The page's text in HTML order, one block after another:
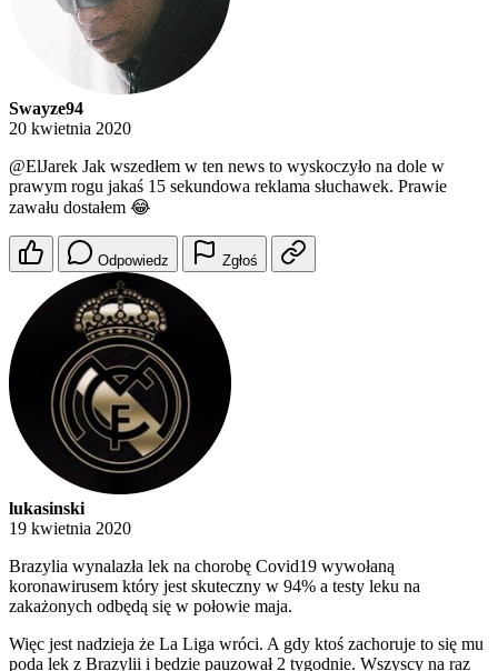
Swayze94
20 kwietnia 2020
@ElJarek Jak wszedłem w ten news to wyskoczyło na dole w
prawym rogu jakaś 15 sekundowa reklama słuchawek. Prawie
zawału dostałem 😂
Odpowiedz Zgłoś
lukasinski
19 kwietnia 2020
Brazylia wynalazła lek na chorobę Covid19 wywołaną
koronawirusem który jest skuteczny w 94% a testy leku na
zakażonych odbędą się w połowie maja.
Więc jest nadzieja że La Liga wróci. A gdy ktoś zachoruje to się mu
poda lek z Brazylii i będzie pauzował 2 tygodnie. Wszyscy na raz